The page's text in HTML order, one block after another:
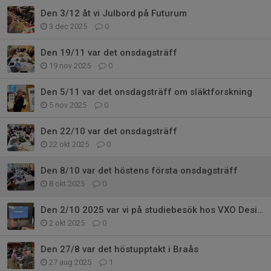
Den 3/12 åt vi Julbord på Futurum
3 dec 2025 0
Den 19/11 var det onsdagsträff
19 nov 2025 0
Den 5/11 var det onsdagsträff om släktforskning
5 nov 2025 0
Den 22/10 var det onsdagsträff
22 okt 2025 0
Den 8/10 var det höstens första onsdagsträff
8 okt 2025 0
Den 2/10 2025 var vi på studiebesök hos VXO Design
2 okt 2025 0
Den 27/8 var det höstupptakt i Braås
27 aug 2025 1